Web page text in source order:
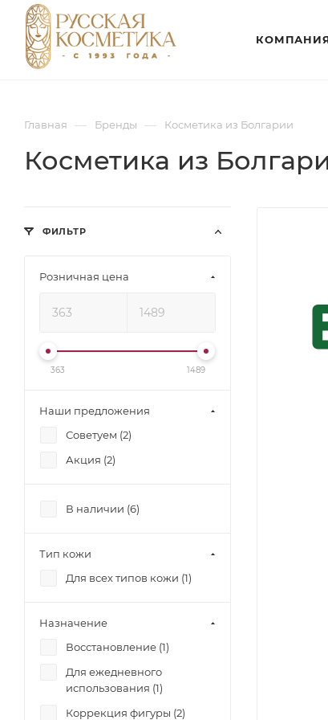
Главная — Бренды — Косметика из Болгарии
Косметика из
ФИЛЬТР
Розничная цена
363 1489
Наши предложения
Советуем (2)
Акция (2)
В наличии (6)
Тип кожи
Для всех типов кожи (1)
Назначение
Восстановление (1)
Для ежедневного
использования (1)
Коррекция фигуры (2)